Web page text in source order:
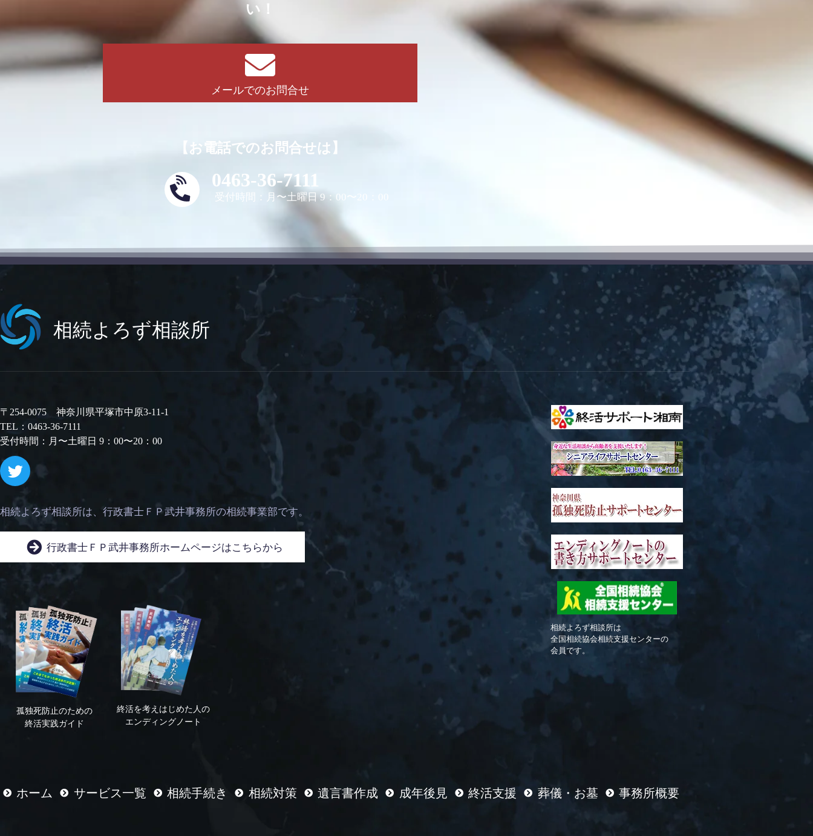
い！
メールでのお問合せ
【お電話でのお問合せは】
0463-36-7111
受付時間：月〜土曜日 9：00〜20：00
相続よろず相談所
〒254-0075 神奈川県平塚市中原3-11-1
TEL：0463-36-7111
受付時間：月〜土曜日 9：00〜20：00
相続よろず相談所は、 行政書士ＦＰ武井事務所の相続事業部です。
行政書士ＦＰ武井事務所ホームページはこちらから
孤独死防止のための
終活実践ガイド
終活を考えはじめた人の
エンディングノート
相続よろず相談所は
全国相続協会相続支援センターの
会員です。
ホーム サービス一覧 相続手続き 相続対策 遺言書作成 成年後見 終活支援 葬儀・お墓 事務所概要